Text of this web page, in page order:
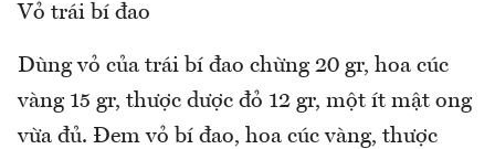
Vỏ trái bí đao
Dùng vỏ của trái bí đao chừng 20 gr, hoa cúc
vàng 15 gr, thược dược đỏ 12 gr, một ít mật ong
vừa đủ. Đem vỏ bí đao, hoa cúc vàng, thược